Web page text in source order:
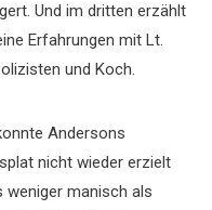
Und im dritten erzählt
Erfahrungen mit Lt.
und Koch.
Andersons
nicht wieder erzielt
weniger manisch als